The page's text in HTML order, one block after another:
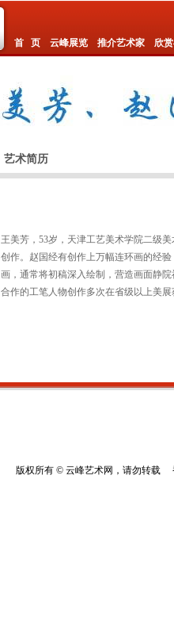
首 页 云峰展览 推介艺术家 欣
艺术简历
王美芳，53岁，天津工艺美术学院二级
创作。赵国经有创作上万幅连环画的经
画，通常将初稿深入绘制，营造画面静
合作的工笔人物创作多次在省级以上美
版权所有 © 云峰艺术网，请勿转载